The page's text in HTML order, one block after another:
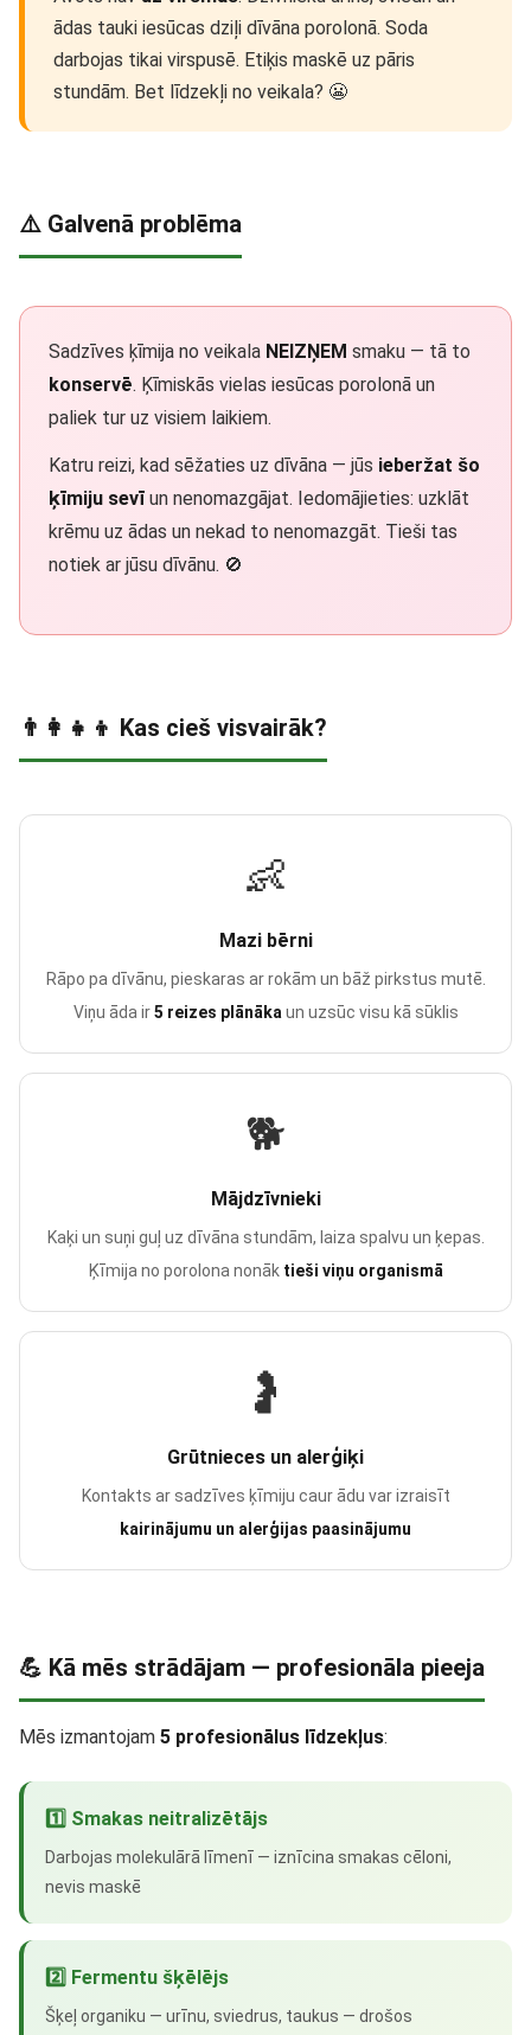
ādas tauki iesūcas dziļi dīvāna porolonā. Soda
darbojas tikai virspusē. Etiķis maskē uz pāris
stundām. Bet līdzekļi no veikala? 😬
⚠️ Galvenā problēma
Sadzīves ķīmija no veikala NEIZŅEM smaku — tā to
konservē. Ķīmiskās vielas iesūcas porolonā un
paliek tur uz visiem laikiem.
Katru reizi, kad sēžaties uz dīvāna — jūs ieberžat šo
ķīmiju sevī un nenomazgājat. Iedomājieties: uzklāt
krēmu uz ādas un nekad to nenomazgāt. Tieši tas
notiek ar jūsu dīvānu. 🚫
👨‍👩‍👧‍👦 Kas cieš visvairāk?
👶
Mazi bērni
Rāpo pa dīvānu, pieskaras ar rokām un bāž pirkstus mutē.
Viņu āda ir5 reizes plānāka un uzsūc visu kā sūklis
🐕
Mājdzīvnieki
Kaķi un suņi guļ uz dīvāna stundām, laiza spalvu un ķepas.
Ķīmija no porolona nonāk tieši viņu organismā
🤰
Grūtnieces un alerģiķi
Kontakts ar sadzīves ķīmiju caur ādu var izraisīt
kairinājumu un alerģijas paasinājumu
💪 Kā mēs strādājam — profesionāla pieeja
Mēs izmantojam 5 profesionālus līdzekļus:
1️⃣ Smakas neitralizētājs
Darbojas molekulārā līmenī — iznīcina smakas cēloni,
nevis maskē
2️⃣ Fermentu šķēlējs
Šķeļ organiku — urīnu, sviedrus, taukus — drošos